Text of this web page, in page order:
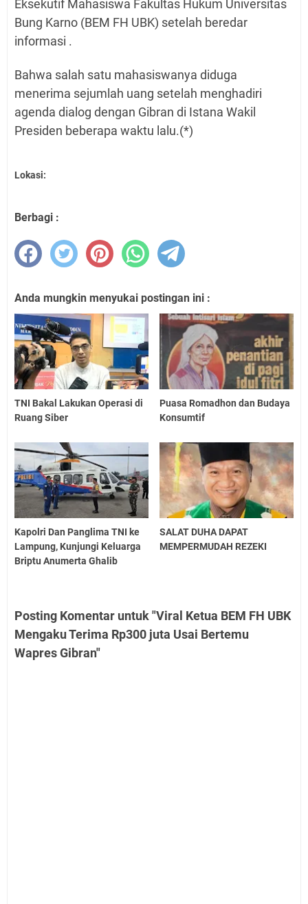
Eksekutif Mahasiswa Fakultas Hukum Universitas
Bung Karno (BEM FH UBK) setelah beredar
informasi .
Bahwa salah satu mahasiswanya diduga
menerima sejumlah uang setelah menghadiri
agenda dialog dengan Gibran di Istana Wakil
Presiden beberapa waktu lalu.(*)
Lokasi:
Berbagi :
Anda mungkin menyukai postingan ini :
TNI Bakal Lakukan Operasi di
Ruang Siber
Puasa Romadhon dan Budaya
Konsumtif
Kapolri Dan Panglima TNI ke
Lampung, Kunjungi Keluarga
Briptu Anumerta Ghalib
SALAT DUHA DAPAT
MEMPERMUDAH REZEKI
Posting Komentar untuk "Viral Ketua BEM FH UBK
Mengaku Terima Rp300 juta Usai Bertemu
Wapres Gibran"